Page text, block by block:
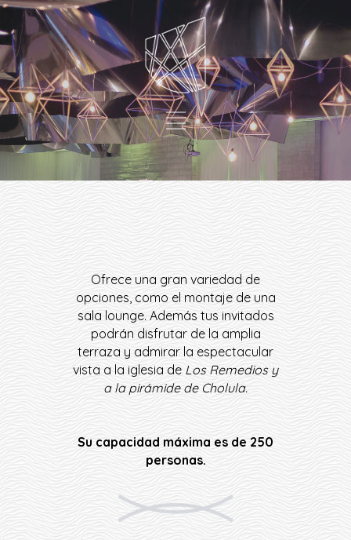
Ofrece una gran variedad de
opciones, como el montaje de una
sala lounge. Además tus invitados
podrán disfrutar de la amplia
terraza y admirar la espectacular
vista a la iglesia de Los Remedios y
a la pirámide de Cholula.
Su capacidad máxima es de 250
personas.